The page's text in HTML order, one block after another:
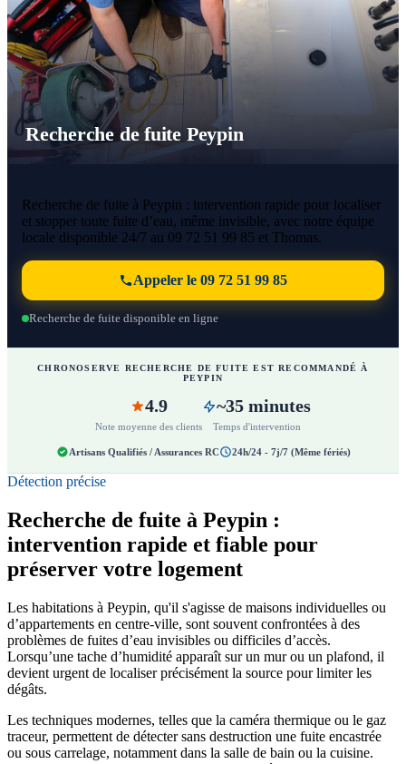
Recherche de fuite Peypin
Recherche de fuite à Peypin : intervention rapide pour localiser
et stopper toute fuite d’eau, même invisible, avec notre équipe
locale disponible 24/7 au 09 72 51 99 85 et Thomas.
Appeler le 09 72 51 99 85
Recherche de fuite disponible en ligne
CHRONOSERVE RECHERCHE DE FUITE EST RECOMMANDÉ À
PEYPIN
4.9
Note moyenne des clients
~35 minutes
Temps d'intervention
Artisans Qualifiés / Assurances RC 24h/24 - 7j/7 (Même fériés)
Détection précise
Recherche de fuite à Peypin :
intervention rapide et fiable pour
préserver votre logement
Les habitations à Peypin, qu'il s'agisse de maisons individuelles ou
d’appartements en centre-ville, sont souvent confrontées à des
problèmes de fuites d’eau invisibles ou difficiles d’accès.
Lorsqu’une tache d’humidité apparaît sur un mur ou un plafond, il
devient urgent de localiser précisément la source pour limiter les
dégâts.
Les techniques modernes, telles que la caméra thermique ou le gaz
traceur, permettent de détecter sans destruction une fuite encastrée
ou sous carrelage, notamment dans la salle de bain ou la cuisine.